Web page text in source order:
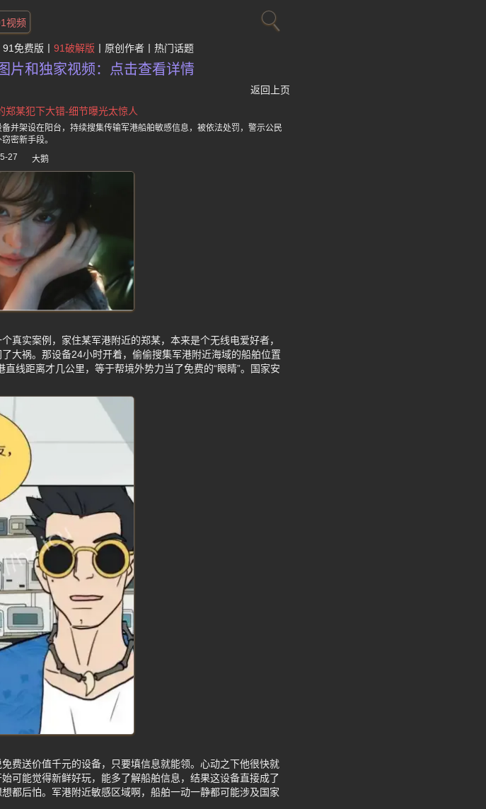
视频
91免费版 91破解版 原创作者 热门话题
片和独家视频：点击查看详情
返回上页
郑某犯下大错-细节曝光太惊人
并架设在阳台，持续搜集传输军港船舶敏感信息，被依法处罚，警示公民
密新手段。
27
大鹅
真实案例，家住某军港附近的郑某，本来是个无线电爱好者，
大祸。那设备24小时开着，偷偷搜集军港附近海域的船舶位置
线距离才几公里，等于帮境外势力当了免费的“眼睛”。国家安
费送价值千元的设备，只要填信息就能领。心动之下他很快就
可能觉得新鲜好玩，能多了解船舶信息，结果这设备直接成了
都后怕。军港附近敏感区域啊，船舶一动一静都可能涉及国家